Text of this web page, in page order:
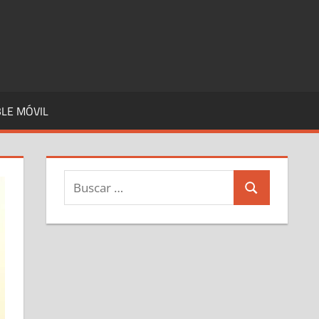
MÓVIL
Buscar:
Buscar